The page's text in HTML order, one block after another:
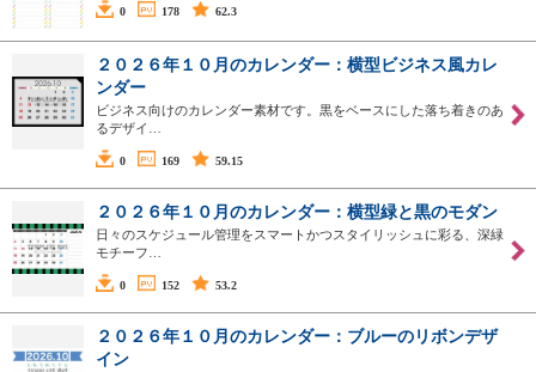
0 178 62.3
２０２６年１０月のカレンダー：横型ビジネス風カレ
ンダー
ビジネス向けのカレンダー素材です。黒をベースにした落ち着きのあ
るデザイ…
0 169 59.15
２０２６年１０月のカレンダー：横型緑と黒のモダン
日々のスケジュール管理をスマートかつスタイリッシュに彩る、深緑
モチーフ…
0 152 53.2
２０２６年１０月のカレンダー：ブルーのリボンデザ
イン